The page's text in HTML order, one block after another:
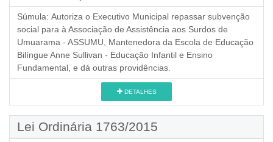
Súmula: Autoriza o Executivo Municipal repassar subvenção
social para à Associação de Assistência aos Surdos de
Umuarama - ASSUMU, Mantenedora da Escola de Educação
Bilíngue Anne Sullivan - Educação Infantil e Ensino
Fundamental, e dá outras providências.
DETALHES
Lei Ordinária 1763/2015